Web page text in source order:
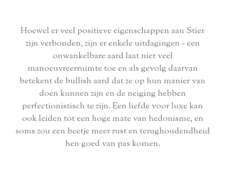
Hoewel er veel positieve eigenschappen aan Stier
zijn verbonden, zijn er enkele uitdagingen - een
onwankelbare aard laat niet veel
manoeuvreerruimte toe en als gevolg daarvan
betekent de bullish aard dat ze op hun manier van
doen kunnen zijn en de neiging hebben
perfectionistisch te zijn. Een liefde voor luxe kan
ook leiden tot een hoge mate van hedonisme, en
soms zou een beetje meer rust en terughoudendheid
hen goed van pas komen.